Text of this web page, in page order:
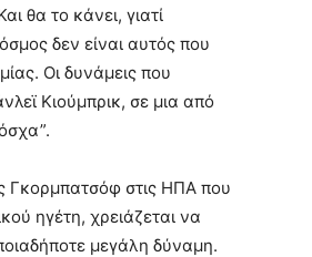
θα το κάνει, γιατί
δεν είναι αυτός που
Οι δυνάμεις που
Κιούμπρικ, σε μια από
Γκορμπατσόφ στις ΗΠΑ που
ηγέτη, χρειάζεται να
μεγάλη δύναμη.